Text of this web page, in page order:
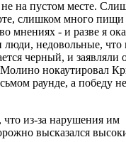
не на пустом месте.
слишком много пищи
мнениях - и разве я
люди, недовольные, что
черный, и заявляли
Молино нокаутировал
раунде, а победу не
что из-за нарушения им
высказался